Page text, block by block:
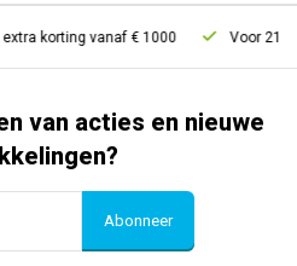
korting vanaf € 1000 Voor 21u
van acties en nieuwe
Abonneer